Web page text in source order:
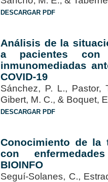
DESCARGAR PDF
Análisis de la
a pacientes con
inmunomediadas
COVID-19
Sánchez, P. L., Pastor,
Gibert, M. C., & Boquet,
DESCARGAR PDF
Conocimiento de la
con
BIOINFO
Seguí-Solanes, C.,